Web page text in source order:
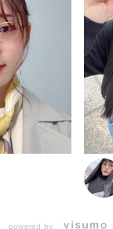
powered by